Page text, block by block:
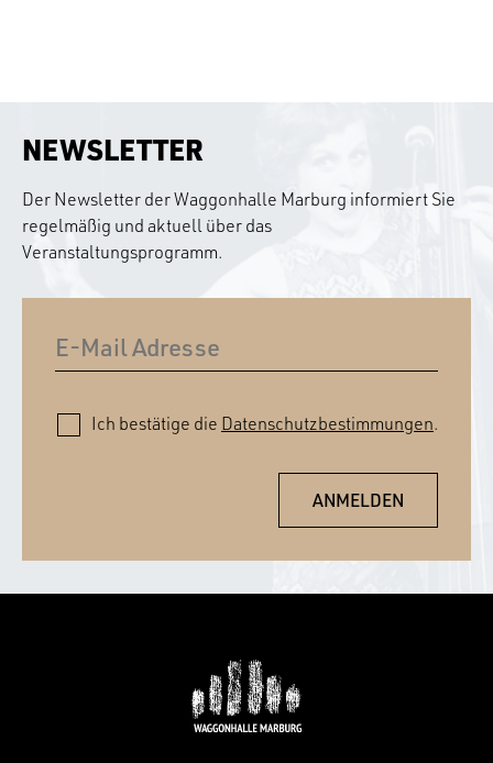
NEWSLETTER
Der Newsletter der Waggonhalle Marburg informiert Sie
regelmäßig und aktuell über das
Veranstaltungsprogramm.
Ich bestätige die Datenschutzbestimmungen.